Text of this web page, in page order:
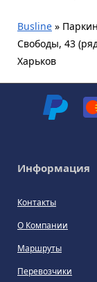
Busline »
Свободы, 43
Харьков
Информация
Контакты
О Компании
Маршруты
Перевозчики